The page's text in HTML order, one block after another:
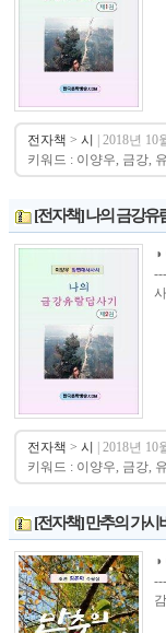
전자책 > 시 | 2018년
키워드 : 이양우, 금강,
[전자책] 나의 금강유
전자책 > 시 | 2018년
키워드 : 이양우, 금강,
[전자책] 만추의 가시